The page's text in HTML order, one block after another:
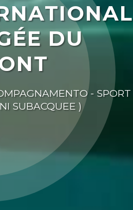
DU
- SPORT
SUBACQUEE )